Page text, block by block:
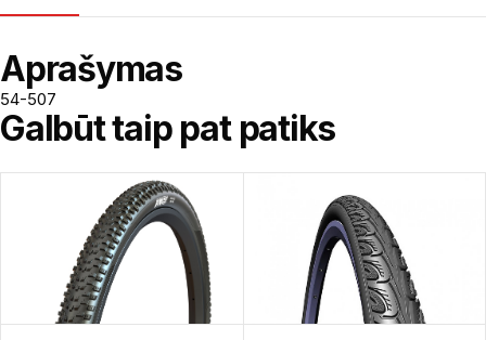
Aprašymas
54-507
Galbūt taip pat patiks